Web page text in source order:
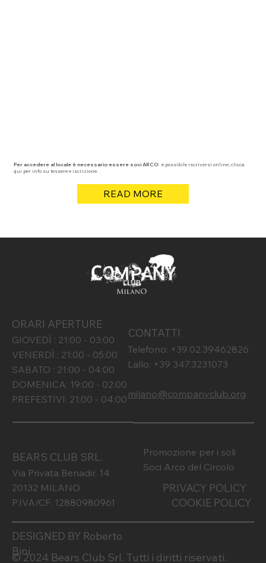
Per accedere al locale è necessario essere soci ARCO: è possibile iscriversi online, clicca
qui per info su tessere e iscrizione.
READ MORE
DESIGNED BY Roberto
Bini
© 2024 Bears Club Srl. Tutti i diritti riservati.
BEARS CLUB SRL.
Via Privata Benadir, 14
20132 MILANO
P.IVA/CF: 12880980961
ORARI APERTURE
GIOVEDÌ : 21:00 - 03:00
VENERDÌ : 21:00 - 05:00
SABATO : 21:00 - 04:00
DOMENICA: 19:00 - 02:00
PREFESTIVI: 21:00 - 04:00
CONTATTI
Telefono: +39.02.39462826
Lallo: +39 347.3231073
milano@companyclub.org
PRIVACY POLICY
COOKIE POLICY
Promozione per i soli
Soci Arco del Circolo